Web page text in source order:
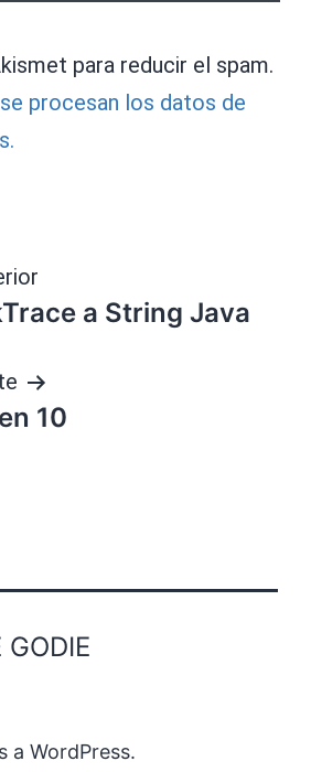
para reducir el spam.
procesan los datos de
a String Java
10
GODIE
a WordPress.